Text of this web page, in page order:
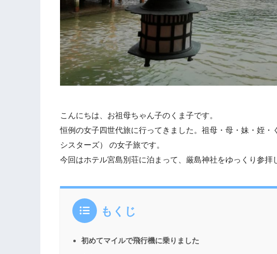
こんにちは、お祖母ちゃん子のくま子です。
恒例の女子四世代旅に行ってきました。祖母・母・妹・姪・
シスターズ） の女子旅です。
今回はホテル宮島別荘に泊まって、厳島神社をゆっくり参拝
もくじ
初めてマイルで飛行機に乗りました